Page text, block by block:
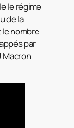
le régime
de la
le nombre
par
Macron